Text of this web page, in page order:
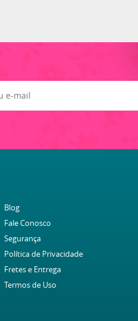
Blog
Fale Conosco
Segurança
Política de Privacidade
Fretes e Entrega
Termos de Uso